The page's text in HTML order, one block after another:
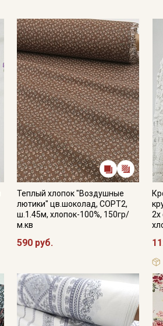
Теплый хлопок "Воздушные
лютики" цв.шоколад, СОРТ2,
ш.1.45м, хлопок-100%, 150гр/
м.кв
590 руб.
2х